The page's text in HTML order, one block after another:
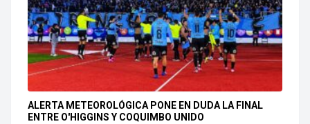
ALERTA METEOROLÓGICA PONE EN DUDA LA FINAL
ENTRE O'HIGGINS Y COQUIMBO UNIDO